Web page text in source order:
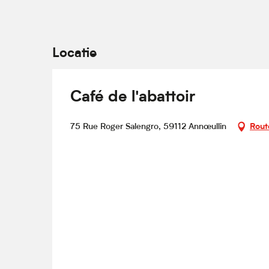
Locatie
Café de l'abattoir
75 Rue Roger Salengro, 59112 Annœullin